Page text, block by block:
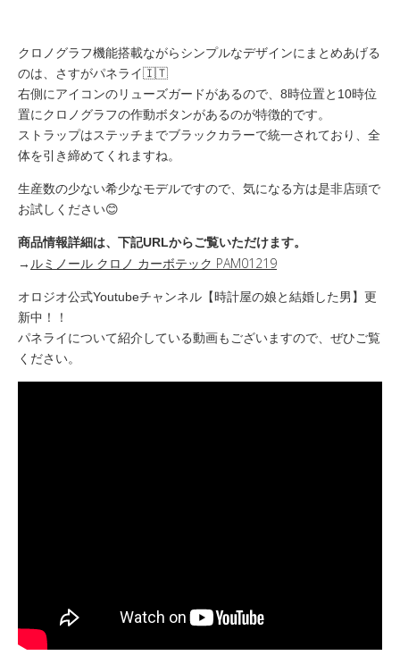
クロノグラフ機能搭載ながらシンプルなデザインにまとめあげる
のは、さすがパネライ🇮🇹
右側にアイコンのリューズガードがあるので、8時位置と10時位
置にクロノグラフの作動ボタンがあるのが特徴的です。
ストラップはステッチまでブラックカラーで統一されており、全
体を引き締めてくれますね。
生産数の少ない希少なモデルですので、気になる方は是非店頭で
お試しください😊
商品情報詳細は、下記URLからご覧いただけます。
→ ルミノール クロノ カーボテック PAM01219
オロジオ公式Youtubeチャンネル【時計屋の娘と結婚した男】更
新中！！
パネライについて紹介している動画もございますので、ぜひご覧
ください。